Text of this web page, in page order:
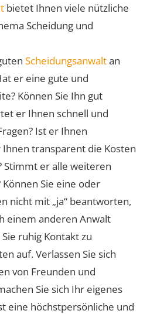
bietet Ihnen viele nützliche
Scheidung und
Scheidungsanwaltan
er eine gute und
Können Sie Ihn gut
er Ihnen schnell und
Ist er Ihnen
Ihnen transparent die Kosten
Stimmt er alle weiteren
Sie eine oder
nicht mit „ja“ beantworten,
einem anderen Anwalt
ruhig Kontakt zu
auf. Verlassen Sie sich
von Freunden und
Sie sich Ihr eigenes
eine höchstpersönliche und